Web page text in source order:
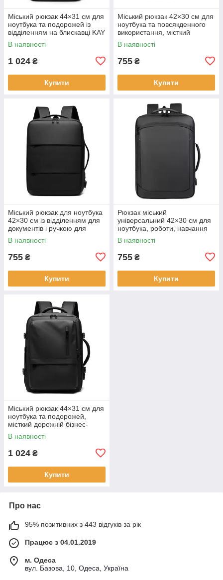
Міський рюкзак 44×31 см для
ноутбука та подорожей із
відділенням на блискавці KAY
В наявності
1 024 ₴
Купити
Міський рюкзак 42×30 см для
ноутбука та повсякденного
використання, місткий
чорний KAY
В наявності
755 ₴
Купити
Міський рюкзак для ноутбука
42×30 см із відділенням для
документів і ручкою для
перенесення KAY
В наявності
755 ₴
Купити
Рюкзак міський
універсальний 42×30 см для
ноутбука, роботи, навчання
та подорожей KAY
В наявності
755 ₴
Купити
Міський рюкзак 44×31 см для
ноутбука та подорожей,
місткий дорожній бізнес-
рюкзак KAY
В наявності
1 024 ₴
Купити
Про нас
95% позитивних з 443 відгуків за рік
Працює з 04.01.2019
м. Одеса
вул. Базова, 10, Одеса, Україна